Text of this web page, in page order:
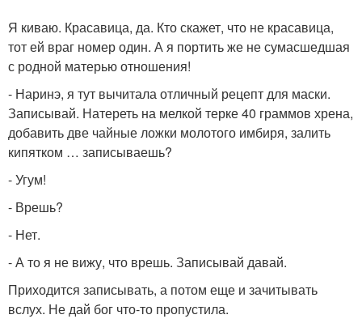
Я киваю. Красавица, да. Кто скажет, что не красавица,
тот ей враг номер один. А я портить же не сумасшедшая
с родной матерью отношения!
- Наринэ, я тут вычитала отличный рецепт для маски.
Записывай. Натереть на мелкой терке 40 граммов хрена,
добавить две чайные ложки молотого имбиря, залить
кипятком … записываешь?
- Угум!
- Врешь?
- Нет.
- А то я не вижу, что врешь. Записывай давай.
Приходится записывать, а потом еще и зачитывать
вслух. Не дай бог что-то пропустила.